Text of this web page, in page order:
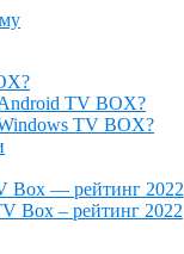
TV BOX?
TV BOX?
Box — рейтинг 2022
Box – рейтинг 2022